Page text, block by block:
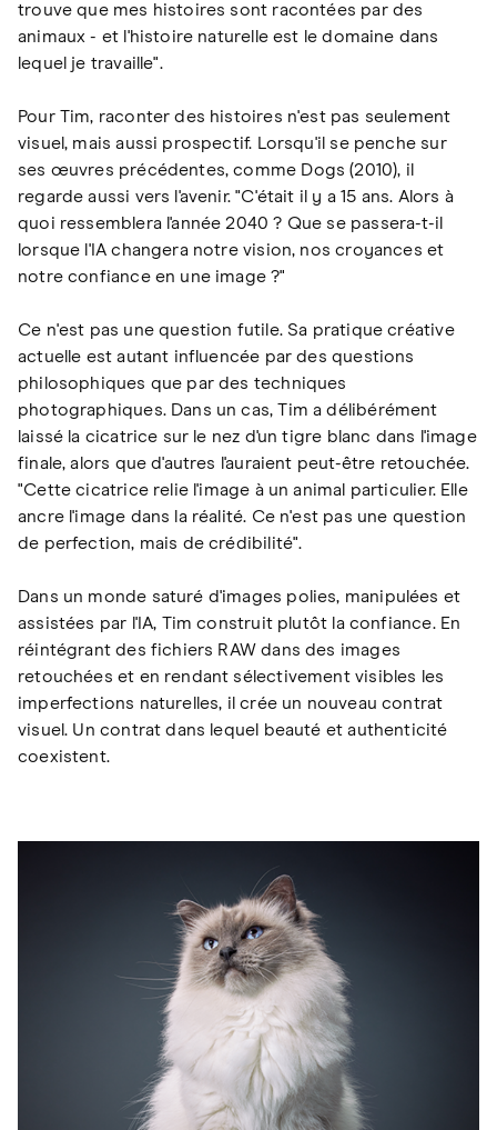
trouve que mes histoires sont racontées par des
animaux - et l'histoire naturelle est le domaine dans
lequel je travaille".
Pour Tim, raconter des histoires n'est pas seulement
visuel, mais aussi prospectif. Lorsqu'il se penche sur
ses œuvres précédentes, comme Dogs (2010), il
regarde aussi vers l'avenir. "C'était il y a 15 ans. Alors à
quoi ressemblera l'année 2040 ? Que se passera-t-il
lorsque l'IA changera notre vision, nos croyances et
notre confiance en une image ?"
Ce n'est pas une question futile. Sa pratique créative
actuelle est autant influencée par des questions
philosophiques que par des techniques
photographiques. Dans un cas, Tim a délibérément
laissé la cicatrice sur le nez d'un tigre blanc dans l'image
finale, alors que d'autres l'auraient peut-être retouchée.
"Cette cicatrice relie l'image à un animal particulier. Elle
ancre l'image dans la réalité. Ce n'est pas une question
de perfection, mais de crédibilité".
Dans un monde saturé d'images polies, manipulées et
assistées par l'IA, Tim construit plutôt la confiance. En
réintégrant des fichiers RAW dans des images
retouchées et en rendant sélectivement visibles les
imperfections naturelles, il crée un nouveau contrat
visuel. Un contrat dans lequel beauté et authenticité
coexistent.